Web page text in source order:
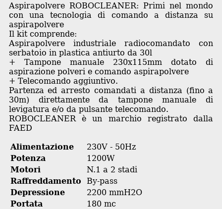
Aspirapolvere ROBOCLEANER: Primi nel mondo
con una tecnologia di comando a distanza su
aspirapolvere
Il kit comprende:
Aspirapolvere industriale radiocomandato con
serbatoio in plastica antiurto da 30l
+ Tampone manuale 230x115mm dotato di
aspirazione polveri e comando aspirapolvere
+ Telecomando aggiuntivo.
Partenza ed arresto comandati a distanza (fino a
30m) direttamente da tampone manuale di
levigatura e/o da pulsante telecomando.
ROBOCLEANER è un marchio registrato dalla
FAED
Alimentazione
230V - 50Hz
Potenza
1200W
Motori
N.1 a 2 stadi
Raffreddamento
By-pass
Depressione
2200 mmH2O
Portata
180 mc